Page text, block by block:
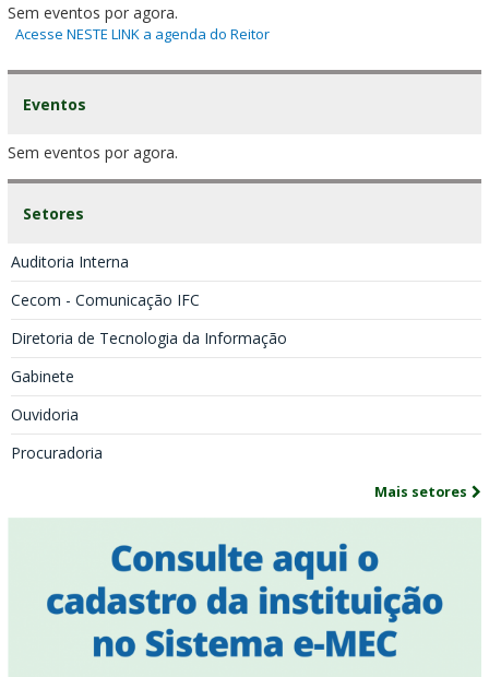
Sem eventos por agora.
Acesse NESTE LINK a agenda do Reitor
Eventos
Sem eventos por agora.
Setores
Auditoria Interna
Cecom - Comunicação IFC
Diretoria de Tecnologia da Informação
Gabinete
Ouvidoria
Procuradoria
Mais setores